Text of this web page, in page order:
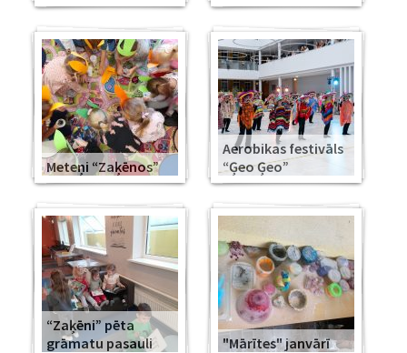
Meteņi “Zaķēnos”
Aerobikas festivāls
“Ģeo Ģeo”
“Zaķēni” pēta
grāmatu pasauli
"Mārītes" janvārī